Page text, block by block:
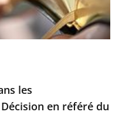
les
en référé du